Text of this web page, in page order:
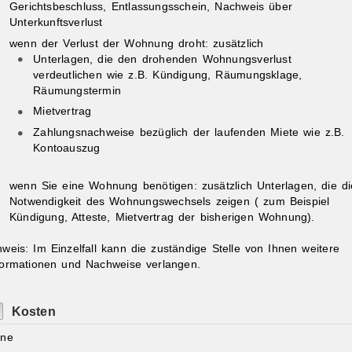
Gerichtsbeschluss, Entlassungsschein, Nachweis über
Unterkunftsverlust
wenn der Verlust der Wohnung droht: zusätzlich
Unterlagen, die den drohenden Wohnungsverlust
verdeutlichen wie z.B. Kündigung, Räumungsklage,
Räumungstermin
Mietvertrag
Zahlungsnachweise bezüglich der laufenden Miete wie z.B.
Kontoauszug
wenn Sie eine Wohnung benötigen: zusätzlich Unterlagen, die
Notwendigkeit des Wohnungswechsels zeigen ( zum Beispiel
Kündigung, Atteste, Mietvertrag der bisherigen Wohnung).
Im Einzelfall kann die zuständige Stelle von Ihnen weitere
und Nachweise verlangen.
Kosten